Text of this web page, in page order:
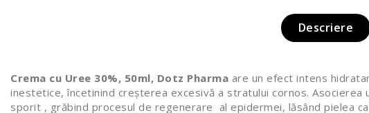
Descriere
Crema cu Uree 30%, 50ml, Dotz Pharma are un efect intens
inestetice, încetinind creșterea excesivă a stratului cornos.
sporit , grăbind procesul de regenerare al epidermei, lăsând pielea